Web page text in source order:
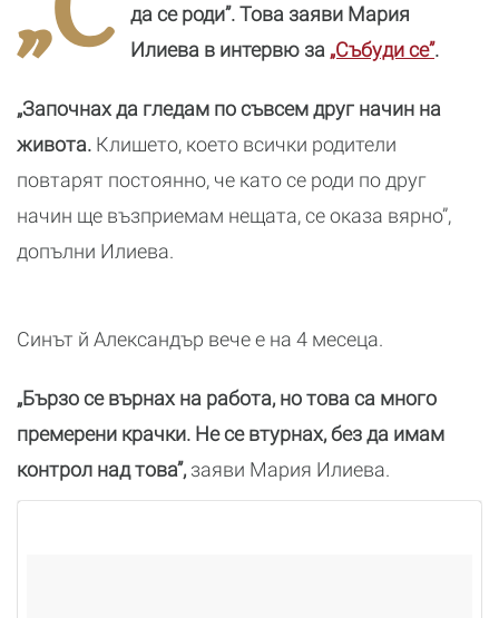
син
да се роди”. Това заяви Мария
Илиева в интервю за „Събуди се”.
„Започнах да гледам по съвсем друг начин на
живота. Клишето, което всички родители
повтарят постоянно, че като се роди по друг
начин ще възприемам нещата, се оказа вярно”,
допълни Илиева.
Синът й Александър вече е на 4 месеца.
„Бързо се върнах на работа, но това са много
премерени крачки. Не се втурнах, без да имам
контрол над това”,заяви Мария Илиева.